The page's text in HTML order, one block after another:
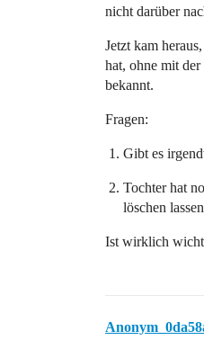
nicht darüber
Jetzt kam
hat, ohne mit
bekannt.
Fragen:
Gibt es
Tochter hat
löschen
Ist wirklich